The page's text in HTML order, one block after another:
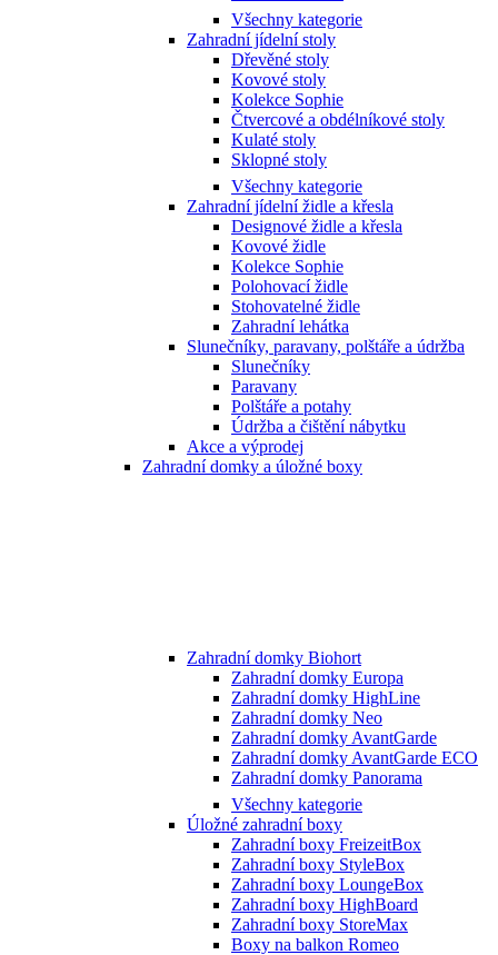
Všechny kategorie
Zahradní jídelní stoly
Dřevěné stoly
Kovové stoly
Kolekce Sophie
Čtvercové a obdélníkové stoly
Kulaté stoly
Sklopné stoly
Všechny kategorie
Zahradní jídelní židle a křesla
Designové židle a křesla
Kovové židle
Kolekce Sophie
Polohovací židle
Stohovatelné židle
Zahradní lehátka
Slunečníky, paravany, polštáře a údržba
Slunečníky
Paravany
Polštáře a potahy
Údržba a čištění nábytku
Akce a výprodej
Zahradní domky a úložné boxy
Zahradní domky Biohort
Zahradní domky Europa
Zahradní domky HighLine
Zahradní domky Neo
Zahradní domky AvantGarde
Zahradní domky AvantGarde ECO
Zahradní domky Panorama
Všechny kategorie
Úložné zahradní boxy
Zahradní boxy FreizeitBox
Zahradní boxy StyleBox
Zahradní boxy LoungeBox
Zahradní boxy HighBoard
Zahradní boxy StoreMax
Boxy na balkon Romeo